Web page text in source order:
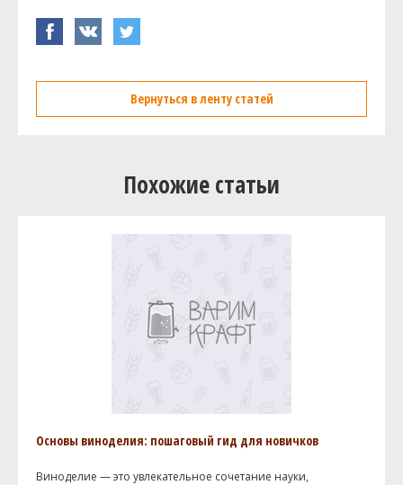
Вернуться в ленту статей
Похожие статьи
Основы виноделия: пошаговый гид для новичков
Виноделие — это увлекательное сочетание науки,